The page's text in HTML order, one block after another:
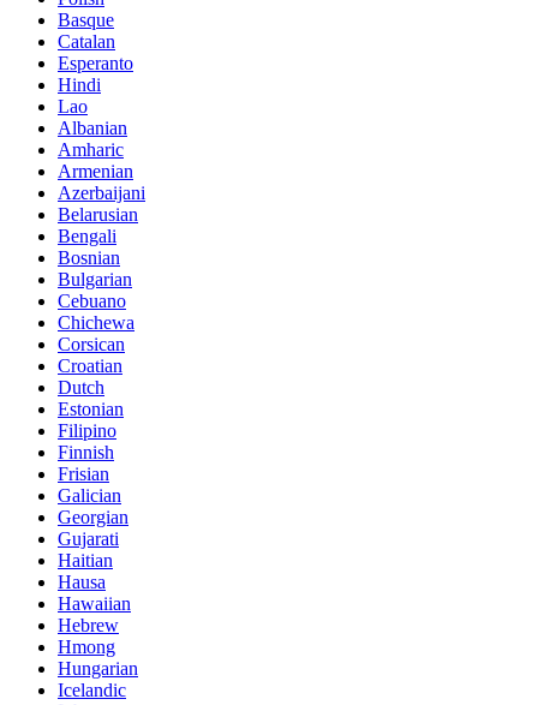
Basque
Catalan
Esperanto
Hindi
Lao
Albanian
Amharic
Armenian
Azerbaijani
Belarusian
Bengali
Bosnian
Bulgarian
Cebuano
Chichewa
Corsican
Croatian
Dutch
Estonian
Filipino
Finnish
Frisian
Galician
Georgian
Gujarati
Haitian
Hausa
Hawaiian
Hebrew
Hmong
Hungarian
Icelandic